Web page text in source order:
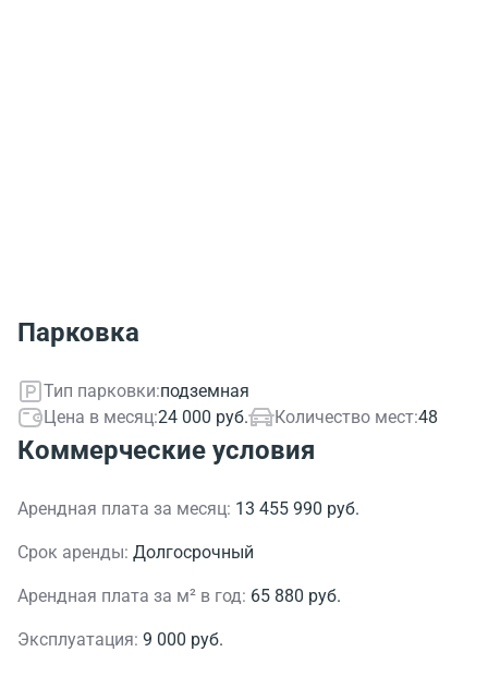
Парковка
Тип парковки:подземная
Цена в месяц:24 000 руб. Количество мест:48
Коммерческие условия
Арендная плата за месяц: 13 455 990 руб.
Срок аренды: Долгосрочный
Арендная плата за м² в год: 65 880 руб.
Эксплуатация: 9 000 руб.